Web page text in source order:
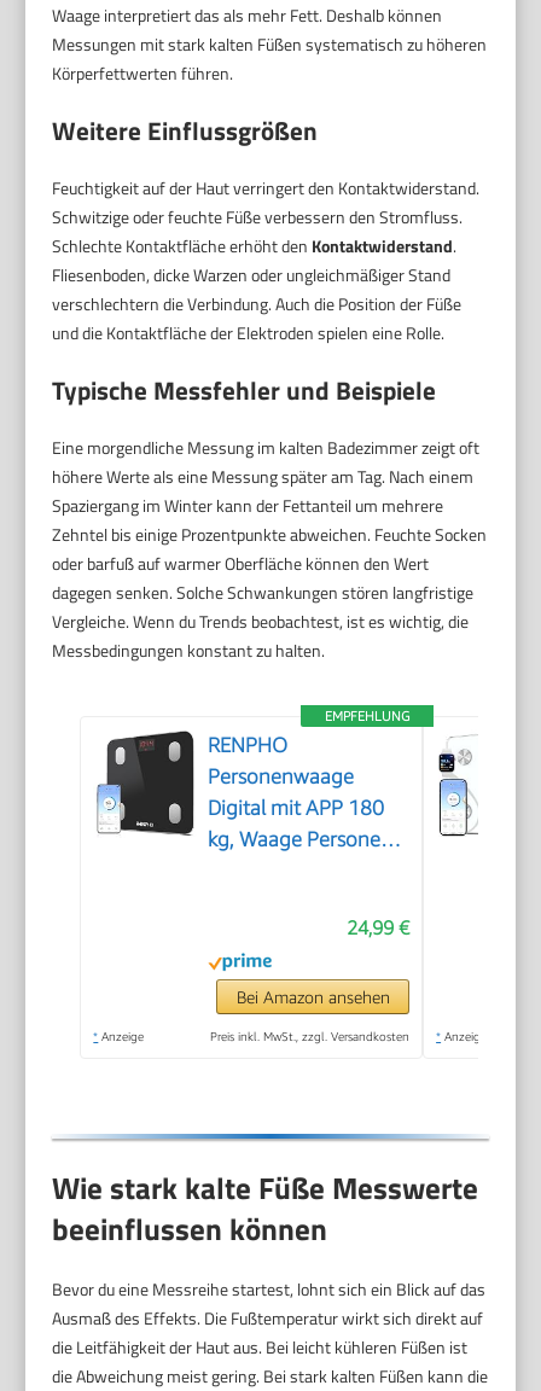
Waage interpretiert das als mehr Fett. Deshalb können
Messungen mit stark kalten Füßen systematisch zu höheren
Körperfettwerten führen.
Weitere Einflussgrößen
Feuchtigkeit auf der Haut verringert den Kontaktwiderstand.
Schwitzige oder feuchte Füße verbessern den Stromfluss.
Schlechte Kontaktfläche erhöht den Kontaktwiderstand.
Fliesenboden, dicke Warzen oder ungleichmäßiger Stand
verschlechtern die Verbindung. Auch die Position der Füße
und die Kontaktfläche der Elektroden spielen eine Rolle.
Typische Messfehler und Beispiele
Eine morgendliche Messung im kalten Badezimmer zeigt oft
höhere Werte als eine Messung später am Tag. Nach einem
Spaziergang im Winter kann der Fettanteil um mehrere
Zehntel bis einige Prozentpunkte abweichen. Feuchte Socken
oder barfuß auf warmer Oberfläche können den Wert
dagegen senken. Solche Schwankungen stören langfristige
Vergleiche. Wenn du Trends beobachtest, ist es wichtig, die
Messbedingungen konstant zu halten.
EMPFEHLUNG
RENPHO
Personenwaage
Digital mit APP 180
kg, Waage Personen
Bluetooth
Körperfettwaage für
Baby und
24,99 €
Bei Amazon ansehen
* Anzeige Preis inkl. MwSt., zzgl. Versandkosten * Anzeige
Wie stark kalte Füße Messwerte
beeinflussen können
Bevor du eine Messreihe startest, lohnt sich ein Blick auf das
Ausmaß des Effekts. Die Fußtemperatur wirkt sich direkt auf
die Leitfähigkeit der Haut aus. Bei leicht kühleren Füßen ist
die Abweichung meist gering. Bei stark kalten Füßen kann die